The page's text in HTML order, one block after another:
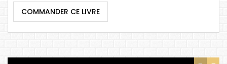
COMMANDER CE LIVRE